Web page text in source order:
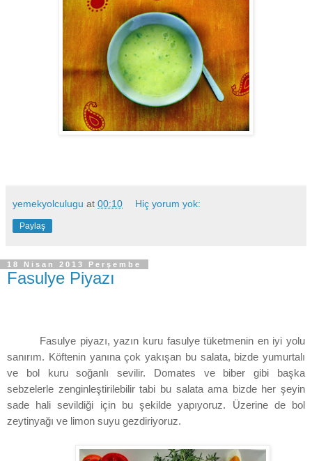
yemekyolculugu at 00:10 Hiç yorum yok:
Paylaş
18 Nisan 2013 Perşembe
Fasulye Piyazı
Fasulye piyazı, yazın kuru fasulye tüketmenin en iyi yolu
sanırım. Köftenin yanına çok yakışan bu salata, bizde yumurtalı
ve bol kuru soğanlı sevilir. Domates ve biber gibi başka
sebzelerle zenginleştirilebilir tabi bu salata ama bizde her şeyin
sade hali sevildiği için bu şekilde yapıyoruz. Üzerine de bol
zeytinyağı ve limon suyu gezdiriyoruz.